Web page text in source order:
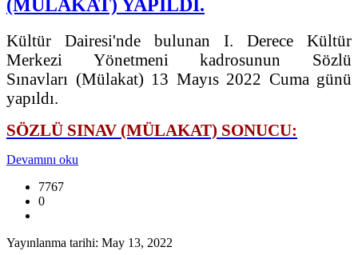
(MÜLAKAT) YAPILDI.
Kültür Dairesi'nde bulunan I. Derece Kültür
Merkezi Yönetmeni kadrosunun Sözlü
Sınavları (Mülakat) 13 Mayıs 2022 Cuma günü
yapıldı.
SÖZLÜ SINAV (MÜLAKAT) SONUCU:
Devamını oku
7767
0
Yayınlanma tarihi: May 13, 2022